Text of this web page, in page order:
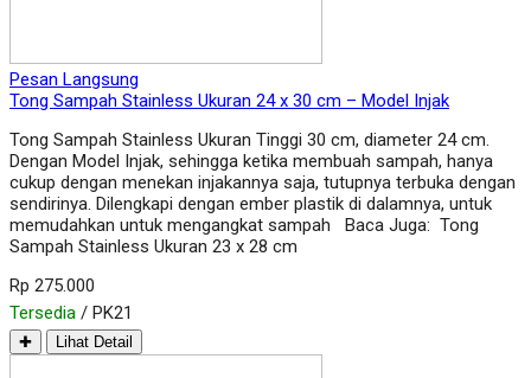
Pesan Langsung
Tong Sampah Stainless Ukuran 24 x 30 cm – Model Injak
Tong Sampah Stainless Ukuran Tinggi 30 cm, diameter 24 cm.
Dengan Model Injak, sehingga ketika membuah sampah, hanya
cukup dengan menekan injakannya saja, tutupnya terbuka dengan
sendirinya. Dilengkapi dengan ember plastik di dalamnya, untuk
memudahkan untuk mengangkat sampah Baca Juga: Tong
Sampah Stainless Ukuran 23 x 28 cm
Rp 275.000
Tersedia / PK21
✚ Lihat Detail